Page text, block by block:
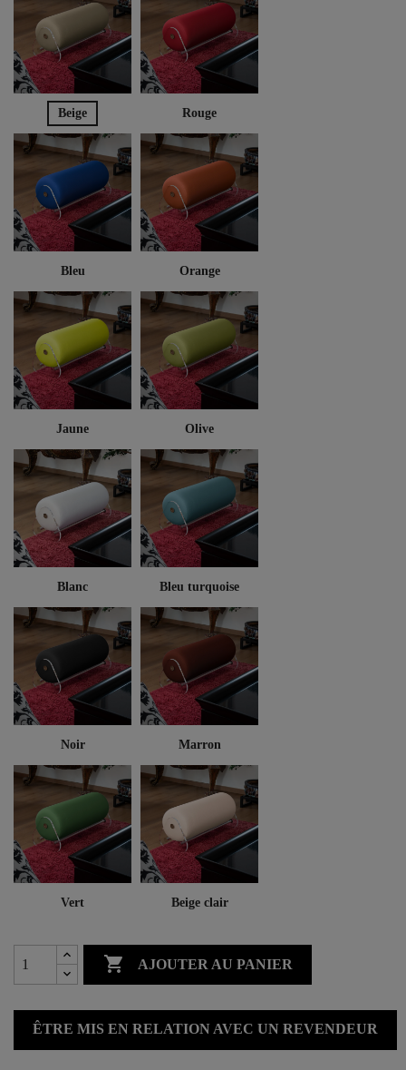
Beige Rouge
Bleu Orange
Jaune Olive
Blanc Bleu turquoise
Noir Marron
Vert Beige clair
 AJOUTER AU PANIER
ÊTRE MIS EN RELATION AVEC UN REVENDEUR